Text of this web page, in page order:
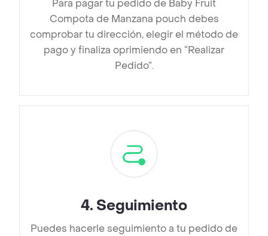
Para pagar tu pedido de Baby Fruit
Compota de Manzana pouch debes
comprobar tu dirección, elegir el método de
pago y finaliza oprimiendo en “Realizar
Pedido”.
4. Seguimiento
Puedes hacerle seguimiento a tu pedido de